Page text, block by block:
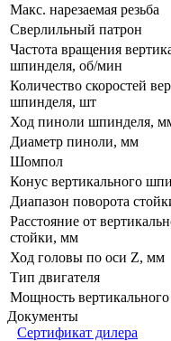
Макс. нарезаемая резьба
Сверлильный патрон
Частота вращения
шпинделя, об/мин
Количество скоростей
шпинделя, шт
Ход пиноли шпинделя,
Диаметр пиноли, мм
Шомпол
Конус вертикального
Диапазон поворота
Расстояние от
стойки, мм
Ход головы по оси Z, мм
Тип двигателя
Мощность вертикального
Документы
Сертификат дилера